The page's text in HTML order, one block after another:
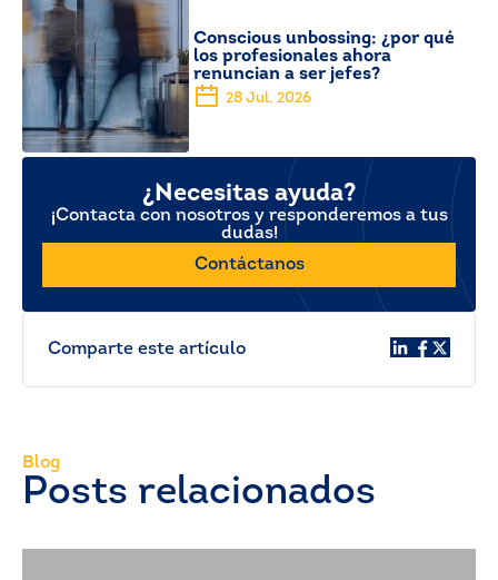
Conscious unbossing: ¿por qué
los profesionales ahora
renuncian a ser jefes?
28 Jul, 2026
¿Necesitas ayuda?
¡Contacta con nosotros y responderemos a tus
dudas!
Contáctanos
Comparte este artículo
Blog
Posts relacionados